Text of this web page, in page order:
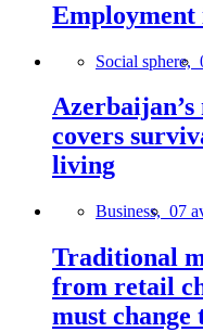
Social sphere,
covers
living
Business, 07
Traditional
from retail
must change